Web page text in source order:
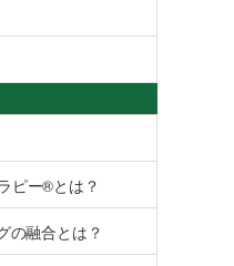
ピー®とは？
の融合とは？